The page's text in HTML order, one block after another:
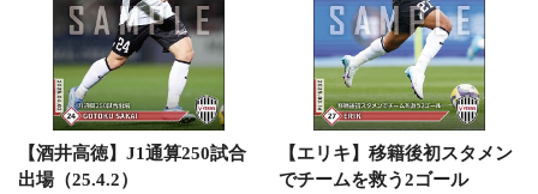
【酒井高徳】J1通算250試合
出場（25.4.2）
【エリキ】移籍後初スタメン
でチームを救う2ゴール